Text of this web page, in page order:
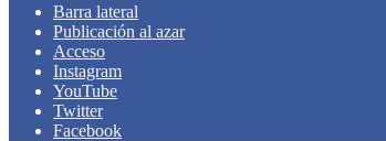
Barra lateral
Publicación al azar
Acceso
Instagram
YouTube
Twitter
Facebook